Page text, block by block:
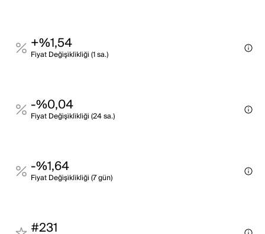
+%1,54
Fi̇yat Deği̇şi̇kli̇kli̇ği̇ (1 sa.)
-%0,04
Fi̇yat Deği̇şi̇kli̇kli̇ği̇ (24 sa.)
-%1,64
Fi̇yat Deği̇şi̇kli̇kli̇ği̇ (7 gün)
#231